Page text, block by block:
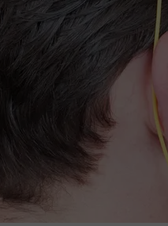
szkoleń